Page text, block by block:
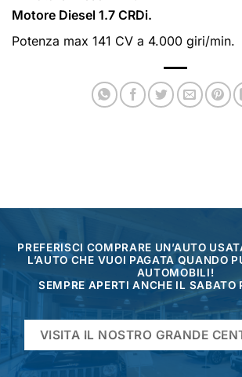
Motore Diesel 1.7 CRDi.
Potenza max 141 CV a 4.000 giri/min.
PREFERISCI COMPRARE UN’AUTO
L’AUTO CHE VUOI PAGATA QUANDO
AUTOMOBILI!
SEMPRE APERTI ANCHE IL SABATO
VISITA IL NOSTRO GRANDE